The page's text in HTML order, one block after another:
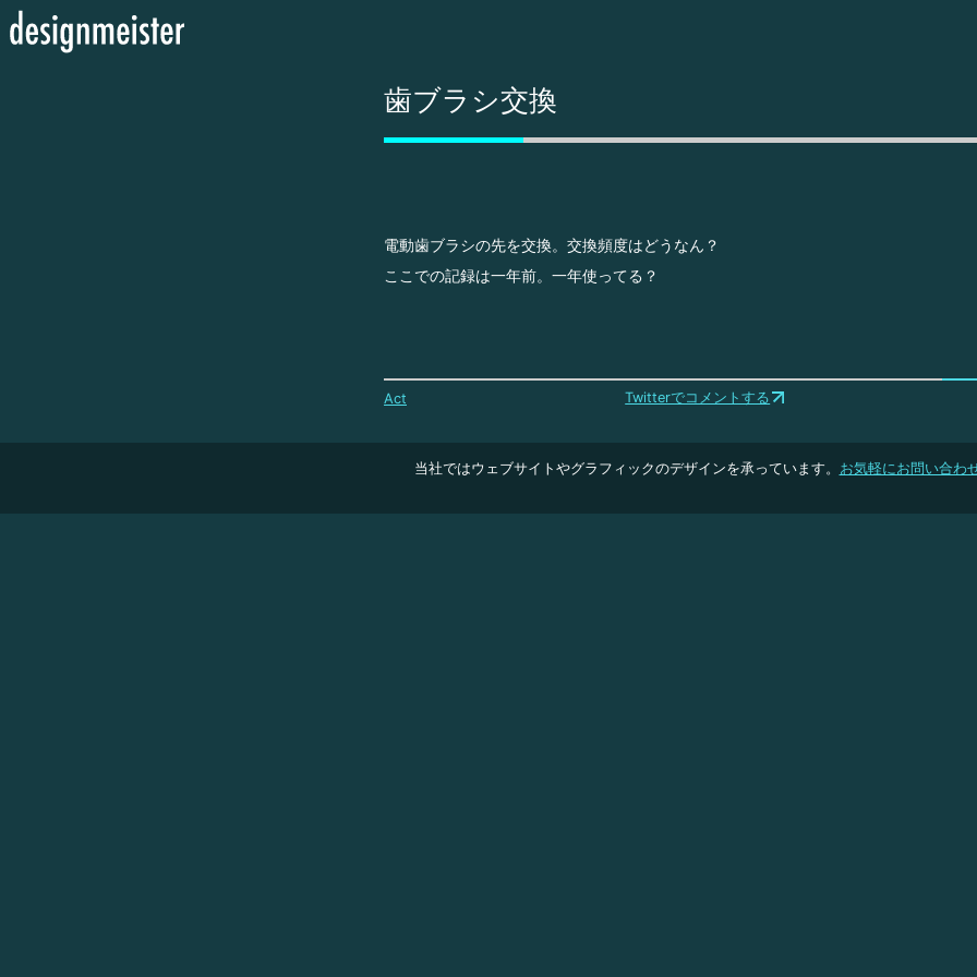
歯ブラシ交換
電動歯ブラシの先を交換。交換頻度はどうなん？
ここでの記録は一年前。一年使ってる？
Act Twitterでコメントする
当社ではウェブサイトやグラフィックのデザインを承っています。 お気軽にお問い合わ